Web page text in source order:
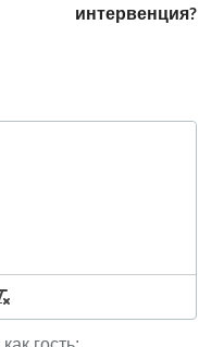
интервенция?